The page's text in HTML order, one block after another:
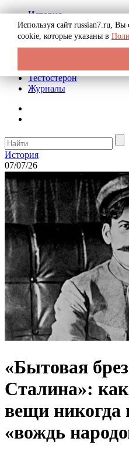
История
Биография
Криминал
Реклама на сайте
Тестостерон
Журналы
История
07/07/26
«Бытовая
Сталина»:
вещи никогда
«вождь
Используя сайт russian7.ru, Вы
cookie, которые указаны в